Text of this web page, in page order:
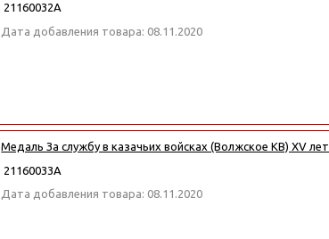
21160032А
Дата добавления товара: 08.11.2020
Медаль За службу в казачьих войсках (Волжское КВ) XV лет
21160033А
Дата добавления товара: 08.11.2020